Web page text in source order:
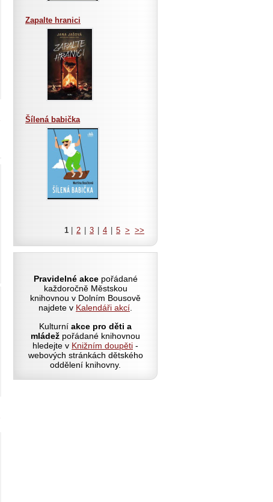
Zapalte hranici
Šílená babička
1 2 3 4 5 > >>
Pravidelné akcepořádané
každoročně Městskou
knihovnou v Dolním Bousově
najdete v Kalendáři akcí
Kulturní akce pro děti a
mládež pořádané knihovnou
hledejte v Knižním doupěti -
webových stránkách dětského
oddělení knihovny.